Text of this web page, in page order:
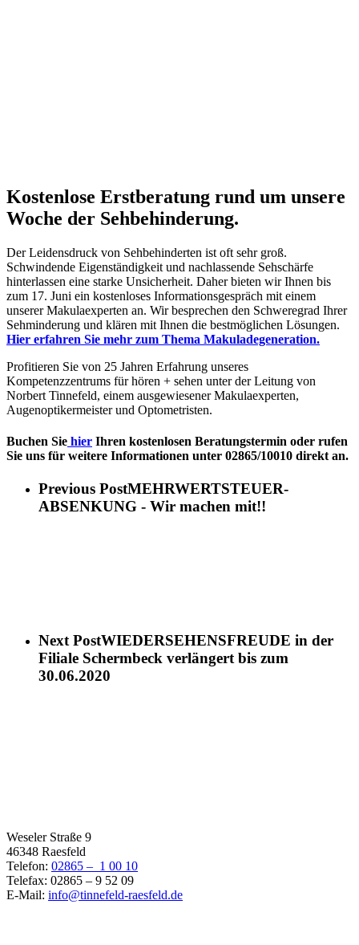
Kostenlose Erstberatung rund um unsere
Woche der Sehbehinderung.
Der Leidensdruck von Sehbehinderten ist oft sehr groß.
Schwindende Eigenständigkeit und nachlassende Sehschärfe
hinterlassen eine starke Unsicherheit. Daher bieten wir Ihnen bis
zum 17. Juni ein kostenloses Informationsgespräch mit einem
unserer Makulaexperten an. Wir besprechen den Schweregrad Ihrer
Sehminderung und klären mit Ihnen die bestmöglichen Lösungen.
Hier erfahren Sie mehr zum Thema Makuladegeneration.
Profitieren Sie von 25 Jahren Erfahrung unseres
Kompetenzzentrums für hören + sehen unter der Leitung von
Norbert Tinnefeld, einem ausgewiesener Makulaexperten,
Augenoptikermeister und Optometristen.
Buchen Sie hier Ihren kostenlosen Beratungstermin oder rufen
Sie uns für weitere Informationen unter 02865/10010 direkt an.
Previous PostMEHRWERTSTEUER-
ABSENKUNG - Wir machen mit!!
Next PostWIEDERSEHENSFREUDE in der
Filiale Schermbeck verlängert bis zum
30.06.2020
Weseler Straße 9
46348 Raesfeld
Telefon: 02865 – 1 00 10
Telefax: 02865 – 9 52 09
E-Mail: info@tinnefeld-raesfeld.de